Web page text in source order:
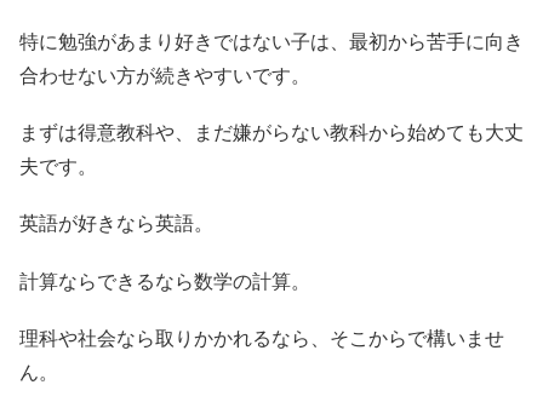
特に勉強があまり好きではない子は、最初から苦手に向き
合わせない方が続きやすいです。
まずは得意教科や、まだ嫌がらない教科から始めても大丈
夫です。
英語が好きなら英語。
計算ならできるなら数学の計算。
理科や社会なら取りかかれるなら、そこからで構いませ
ん。